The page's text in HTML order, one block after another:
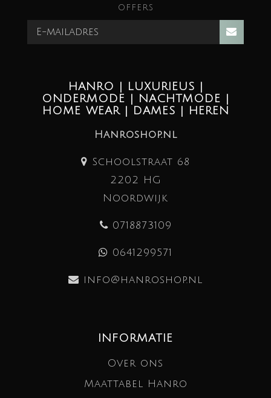
offers
HANRO | LUXURIEUS |
ONDERMODE | NACHTMODE |
HOME WEAR | DAMES | HEREN
Hanroshop.nl
Schoolstraat 68
2202 HG
Noordwijk
0718873109
0641299571
info@hanroshop.nl
INFORMATIE
Over ons
Maattabel Hanro